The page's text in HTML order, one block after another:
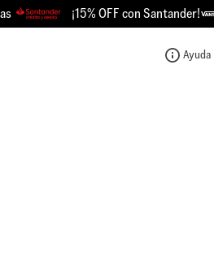
¡15% OFF con Santander!
Ayuda